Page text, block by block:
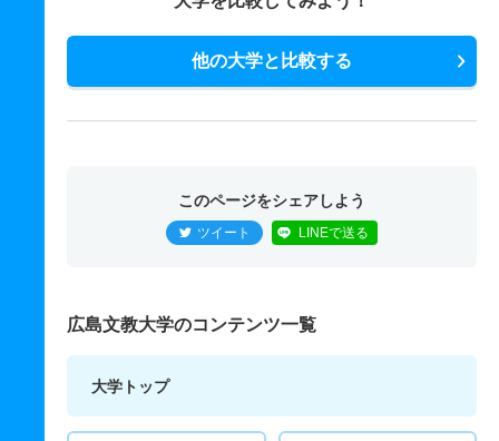
他の大学と比較する
このページをシェアしよう
ツイート LINEで送る
広島文教大学のコンテンツ一覧
大学トップ